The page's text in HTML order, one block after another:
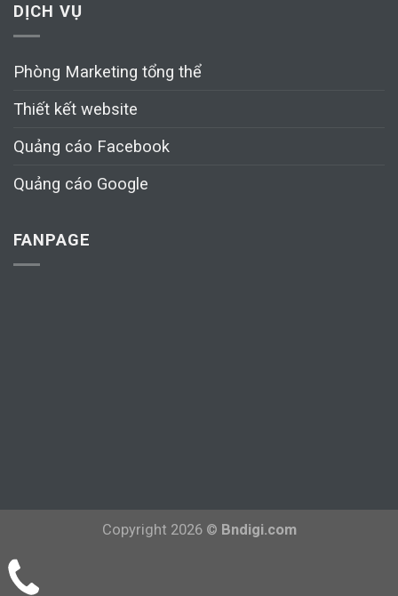
DỊCH VỤ
Phòng Marketing tổng thể
Thiết kết website
Quảng cáo Facebook
Quảng cáo Google
FANPAGE
Copyright 2026 © Bndigi.com